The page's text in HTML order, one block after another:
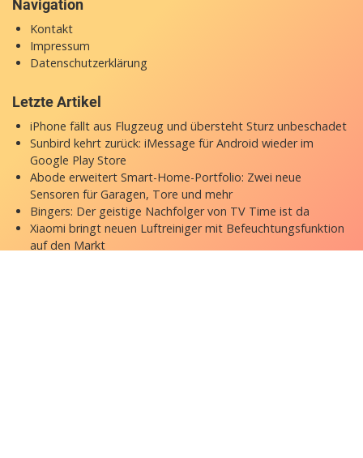
Navigation
Kontakt
Impressum
Datenschutzerklärung
Letzte Artikel
iPhone fällt aus Flugzeug und übersteht Sturz unbeschadet
Sunbird kehrt zurück: iMessage für Android wieder im
Google Play Store
Abode erweitert Smart-Home-Portfolio: Zwei neue
Sensoren für Garagen, Tore und mehr
Bingers: Der geistige Nachfolger von TV Time ist da
Xiaomi bringt neuen Luftreiniger mit Befeuchtungsfunktion
auf den Markt